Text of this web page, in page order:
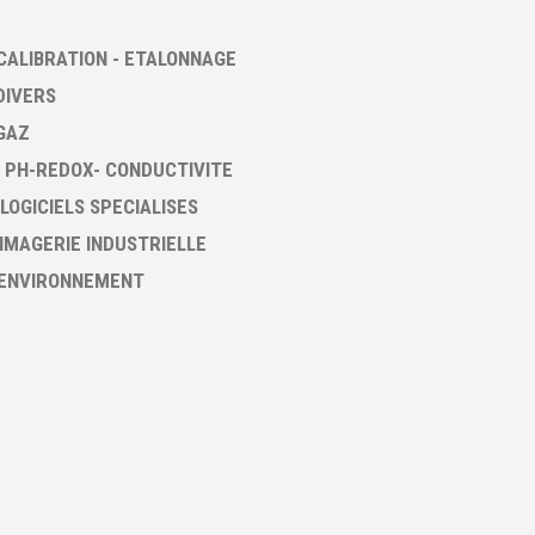
- ETALONNAGE
REDOX- CONDUCTIVITE
SPECIALISES
INDUSTRIELLE